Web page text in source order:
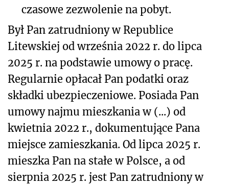
czasowe zezwolenie na pobyt.
Był Pan zatrudniony w Republice
Litewskiej od września 2022 r. do lipca
2025 r. na podstawie umowy o pracę.
Regularnie opłacał Pan podatki oraz
składki ubezpieczeniowe. Posiada Pan
umowy najmu mieszkania w (...) od
kwietnia 2022 r., dokumentujące Pana
miejsce zamieszkania. Od lipca 2025 r.
mieszka Pan na stałe w Polsce, a od
sierpnia 2025 r. jest Pan zatrudniony w